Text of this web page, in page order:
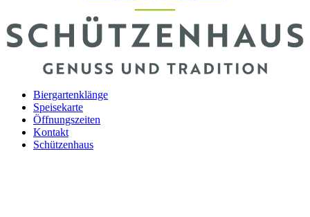
Biergartenklänge
Speisekarte
Öffnungszeiten
Kontakt
Schützenhaus